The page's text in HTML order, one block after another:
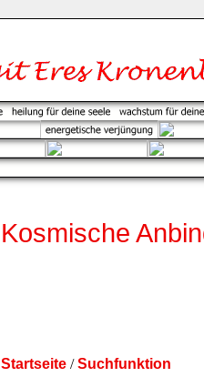
Kosmische
Startseite /Suchfunktion